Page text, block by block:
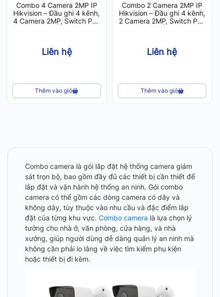
Combo 4 Camera 2MP IP
Hikvision – Đầu ghi 4 kênh,
4 Camera 2MP, Switch PoE
Liên hệ
Thêm vào giỏ
Combo 2 Camera 2MP IP
Hikvision – Đầu ghi 4 kênh,
2 Camera 2MP, Switch PoE
Liên hệ
Thêm vào giỏ
Combo camera là gói lắp đặt hệ thống camera giám
sát trọn bộ, bao gồm đầy đủ các thiết bị cần thiết để
lắp đặt và vận hành hệ thống an ninh. Gói combo
camera có thể gồm các dòng camera có dây và
không dây, tùy thuộc vào nhu cầu và đặc điểm lắp
đặt của từng khu vực. Combo camera là lựa chọn lý
tưởng cho nhà ở, văn phòng, cửa hàng, và nhà
xưởng, giúp người dùng dễ dàng quản lý an ninh mà
không cần phải lo lắng về việc tìm kiếm phụ kiện
hoặc thiết bị đi kèm.